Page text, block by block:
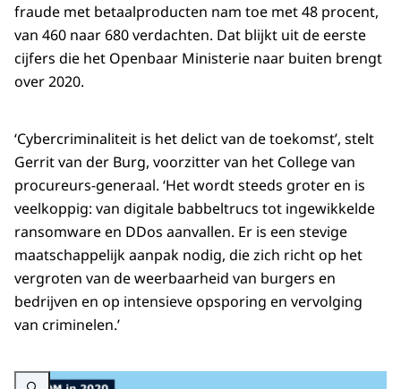
fraude met betaalproducten nam toe met 48 procent,
van 460 naar 680 verdachten. Dat blijkt uit de eerste
cijfers die het Openbaar Ministerie naar buiten brengt
over 2020.
‘Cybercriminaliteit is het delict van de toekomst’, stelt
Gerrit van der Burg, voorzitter van het College van
procureurs-generaal. ‘Het wordt steeds groter en is
veelkoppig: van digitale babbeltrucs tot ingewikkelde
ransomware en DDos aanvallen. Er is een stevige
maatschappelijk aanpak nodig, die zich richt op het
vergroten van de weerbaarheid van burgers en
bedrijven en op intensieve opsporing en vervolging
van criminelen.’
Vergroot afbeelding Infographic: Zie de onderstaande tekst voor informatie